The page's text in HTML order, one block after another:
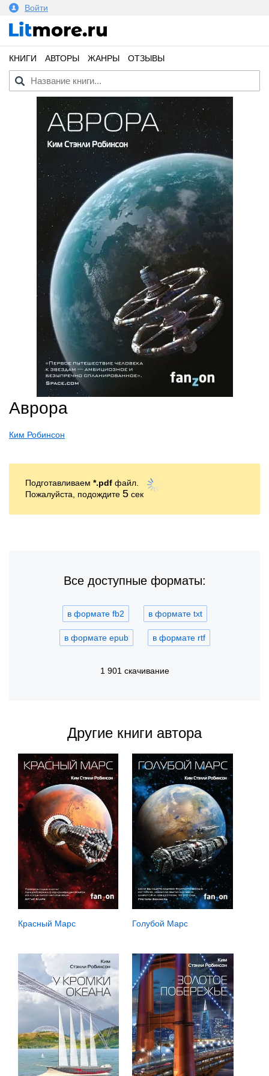
Войти
КНИГИ АВТОРЫ ЖАНРЫ ОТЗЫВЫ
Аврора
Ким Робинсон
Подготавливаем *.pdf файл.
Пожалуйста, подождите 4 сек
Все доступные форматы:
в формате fb2 в формате txt
в формате epub в формате rtf
1 901 скачивание
Другие книги автора
Красный Марс Голубой Марс